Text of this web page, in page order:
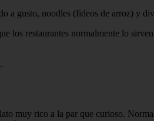
a gusto, noodles (fideos de arroz) y
los restaurantes normalmente lo
muy rico a la par que curioso.